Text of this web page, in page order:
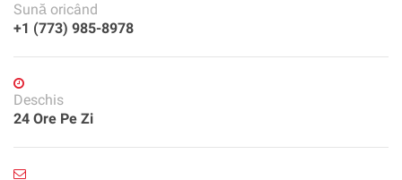
Sună oricând
+1 (773) 985-8978
Deschis
24 Ore Pe Zi